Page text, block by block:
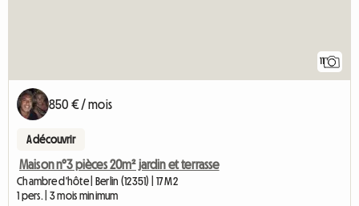
11
850 € / mois
A découvrir
Maison n°3 pièces 20m² jardin et terrasse
Chambre d'hôte | Berlin (12351) | 17 M2
1 pers. | 3 mois minimum